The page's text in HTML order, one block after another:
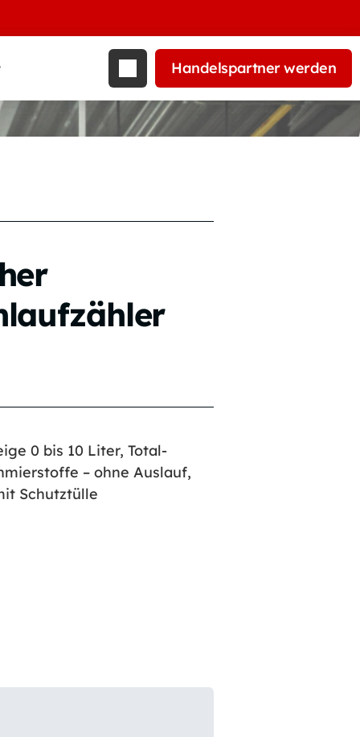
Handelspartner werden
0 bis 10 Liter, Total-
– ohne Auslauf,
Schutztülle